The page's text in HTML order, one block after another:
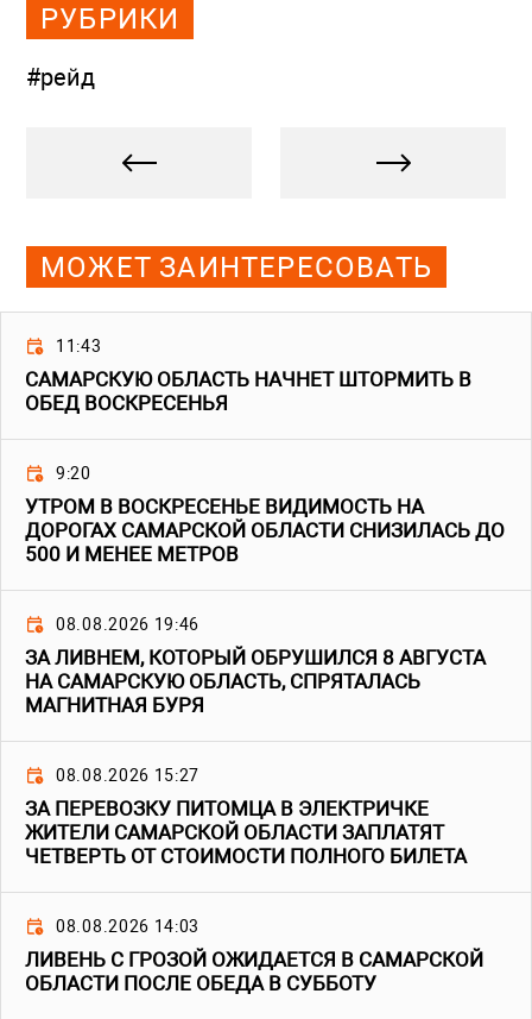
РУБРИКИ
#рейд
МОЖЕТ ЗАИНТЕРЕСОВАТЬ
11:43
САМАРСКУЮ ОБЛАСТЬ НАЧНЕТ ШТОРМИТЬ В
ОБЕД ВОСКРЕСЕНЬЯ
9:20
УТРОМ В ВОСКРЕСЕНЬЕ ВИДИМОСТЬ НА
ДОРОГАХ САМАРСКОЙ ОБЛАСТИ СНИЗИЛАСЬ ДО
500 И МЕНЕЕ МЕТРОВ
08.08.2026 19:46
ЗА ЛИВНЕМ, КОТОРЫЙ ОБРУШИЛСЯ 8 АВГУСТА
НА САМАРСКУЮ ОБЛАСТЬ, СПРЯТАЛАСЬ
МАГНИТНАЯ БУРЯ
08.08.2026 15:27
ЗА ПЕРЕВОЗКУ ПИТОМЦА В ЭЛЕКТРИЧКЕ
ЖИТЕЛИ САМАРСКОЙ ОБЛАСТИ ЗАПЛАТЯТ
ЧЕТВЕРТЬ ОТ СТОИМОСТИ ПОЛНОГО БИЛЕТА
08.08.2026 14:03
ЛИВЕНЬ С ГРОЗОЙ ОЖИДАЕТСЯ В САМАРСКОЙ
ОБЛАСТИ ПОСЛЕ ОБЕДА В СУББОТУ